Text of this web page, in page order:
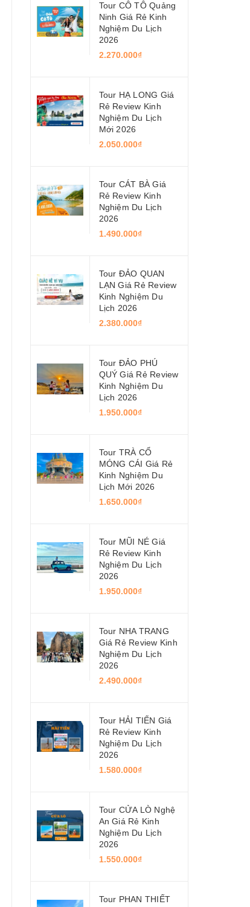
Tour CÔ TÔ Quảng
Ninh Giá Rẻ Kinh
Nghiệm Du Lịch
2026
2.270.000₫
Tour HẠ LONG Giá
Rẻ Review Kinh
Nghiệm Du Lịch
Mới 2026
2.050.000₫
Tour CÁT BÀ Giá
Rẻ Review Kinh
Nghiệm Du Lịch
2026
1.490.000₫
Tour ĐẢO QUAN
LẠN Giá Rẻ Review
Kinh Nghiệm Du
Lịch 2026
2.380.000₫
Tour ĐẢO PHÚ
QUÝ Giá Rẻ Review
Kinh Nghiệm Du
Lịch 2026
1.950.000₫
Tour TRÀ CỔ
MÓNG CÁI Giá Rẻ
Kinh Nghiệm Du
Lịch Mới 2026
1.650.000₫
Tour MŨI NÉ Giá
Rẻ Review Kinh
Nghiệm Du Lịch
2026
1.950.000₫
Tour NHA TRANG
Giá Rẻ Review Kinh
Nghiệm Du Lịch
2026
2.490.000₫
Tour HẢI TIẾN Giá
Rẻ Review Kinh
Nghiệm Du Lịch
2026
1.580.000₫
Tour CỬA LÒ Nghệ
An Giá Rẻ Kinh
Nghiệm Du Lịch
2026
1.550.000₫
Tour PHAN THIẾT